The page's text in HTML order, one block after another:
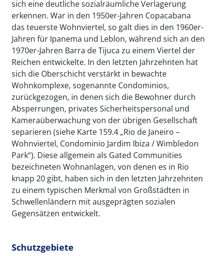
sich eine deutliche sozialräumliche Verlagerung
erkennen. War in den 1950er-Jahren Copacabana
das teuerste Wohnviertel, so galt dies in den 1960er-
Jahren für Ipanema und Leblon, während sich an den
1970er-Jahren Barra de Tijuca zu einem Viertel der
Reichen entwickelte. In den letzten Jahrzehnten hat
sich die Oberschicht verstärkt in bewachte
Wohnkomplexe, sogenannte Condominios,
zurückgezogen, in denen sich die Bewohner durch
Absperrungen, privates Sicherheitspersonal und
Kameraüberwachung von der übrigen Gesellschaft
separieren (siehe Karte 159.4 „Rio de Janeiro –
Wohnviertel, Condominio Jardim Ibiza / Wimbledon
Park“). Diese allgemein als Gated Communities
bezeichneten Wohnanlagen, von denen es in Rio
knapp 20 gibt, haben sich in den letzten Jahrzehnten
zu einem typischen Merkmal von Großstädten in
Schwellenländern mit ausgeprägten sozialen
Gegensätzen entwickelt.
Schutzgebiete